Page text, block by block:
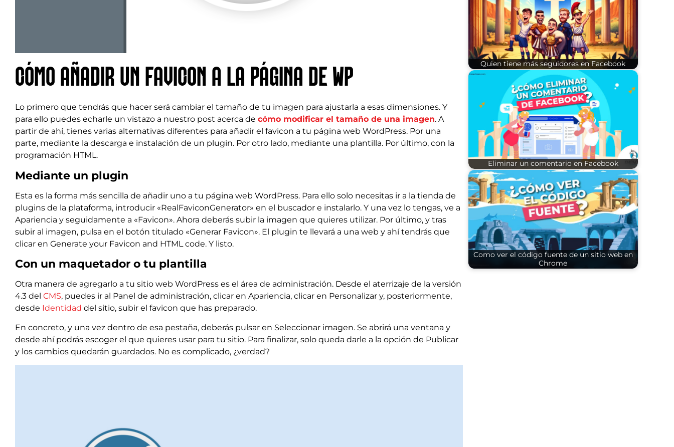
CÓMO AÑADIR UN FAVICON A LA PÁGINA DE WP
Lo primero que tendrás que hacer será cambiar el tamaño de tu imagen para ajustarla a esas dimensiones. Y
para ello puedes echarle un vistazo a nuestro post acerca de cómo modificar el tamaño de una imagen. A
partir de ahí, tienes varias alternativas diferentes para añadir el favicon a tu página web WordPress. Por una
parte, mediante la descarga e instalación de un plugin. Por otro lado, mediante una plantilla. Por último, con la
programación HTML.
Mediante un plugin
Esta es la forma más sencilla de añadir uno a tu página web WordPress. Para ello solo necesitas ir a la tienda de
plugins de la plataforma, introducir «RealFaviconGenerator» en el buscador e instalarlo. Y una vez lo tengas, ve a
Apariencia y seguidamente a «Favicon». Ahora deberás subir la imagen que quieres utilizar. Por último, y tras
subir al imagen, pulsa en el botón titulado «Generar Favicon». El plugin te llevará a una web y ahí tendrás que
clicar en Generate your Favicon and HTML code. Y listo.
Con un maquetador o tu plantilla
Otra manera de agregarlo a tu sitio web WordPress es el área de administración. Desde el aterrizaje de la versión
4.3 del CMS, puedes ir al Panel de administración, clicar en Apariencia, clicar en Personalizar y, posteriormente,
desde Identidad del sitio, subir el favicon que has preparado.
En concreto, y una vez dentro de esa pestaña, deberás pulsar en Seleccionar imagen. Se abrirá una ventana y
desde ahí podrás escoger el que quieres usar para tu sitio. Para finalizar, solo queda darle a la opción de Publicar
y los cambios quedarán guardados. No es complicado, ¿verdad?
Quien tiene más seguidores en Facebook
Eliminar un comentario en Facebook
Como ver el código fuente de un sitio web en
Chrome